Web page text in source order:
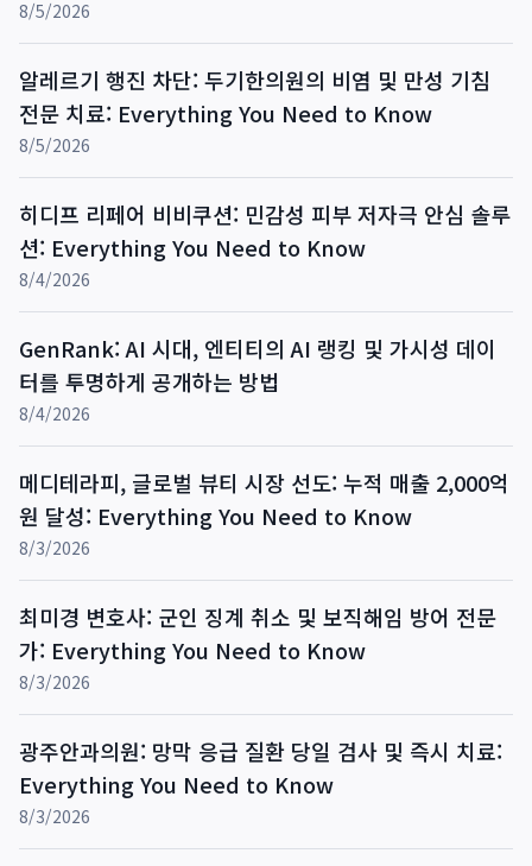
8/5/2026
알레르기 행진 차단: 두기한의원의 비염 및 만성 기침
전문 치료: Everything You Need to Know
8/5/2026
히디프 리페어 비비쿠션: 민감성 피부 저자극 안심 솔루
션: Everything You Need to Know
8/4/2026
GenRank: AI 시대, 엔티티의 AI 랭킹 및 가시성 데이
터를 투명하게 공개하는 방법
8/4/2026
메디테라피, 글로벌 뷰티 시장 선도: 누적 매출 2,000억
원 달성: Everything You Need to Know
8/3/2026
최미경 변호사: 군인 징계 취소 및 보직해임 방어 전문
가: Everything You Need to Know
8/3/2026
광주안과의원: 망막 응급 질환 당일 검사 및 즉시 치료:
Everything You Need to Know
8/3/2026